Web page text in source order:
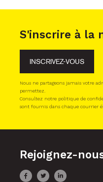
S'inscrire à la
INSCRIVEZ-VOUS
Nous ne partageons jamais votre
permettez.
Consultez notre politique de
sont fournis dans chaque courrier
Rejoignez-